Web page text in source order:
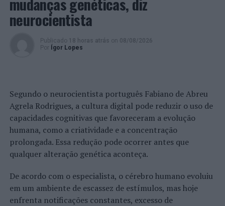
Por seu turno, as açorianas do Clube Kairós vão
defrontar, nos oitavos de final, as romenas do
para o dia 18 de janeiro (18h30 locais) na Roménia.
A alemã Jennifer Hesse e o cipriota Isaak Flouris serão
os árbitros do jogo da 1ª mão.
Foto: DR.
TÓPICOS RELACIONADOS:
COMPETIÇÕES EUROPEIAS
FEDERAÇÃO PORTUGUESA DE VOLEIBOL
VOLEIBOL
neurocientista
Publicado 18 horas atrás on 08/08/2026
Por
Ígor Lopes
Segundo o neurocientista português Fabiano de Abreu
Agrela Rodrigues, a cultura digital pode reduzir o uso de
capacidades cognitivas que favoreceram a evolução
humana, como a criatividade e a concentração
prolongada. Essa redução pode ocorrer antes que
qualquer alteração genética aconteça.
De acordo com o especialista, o cérebro humano evoluiu
em um ambiente de escassez de estímulos, mas hoje
enfrenta notificações constantes, excesso de